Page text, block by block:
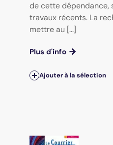
de cette dépendance,
travaux récents. La
mettre au [...]
Plus d'info
Ajouter à la sélection